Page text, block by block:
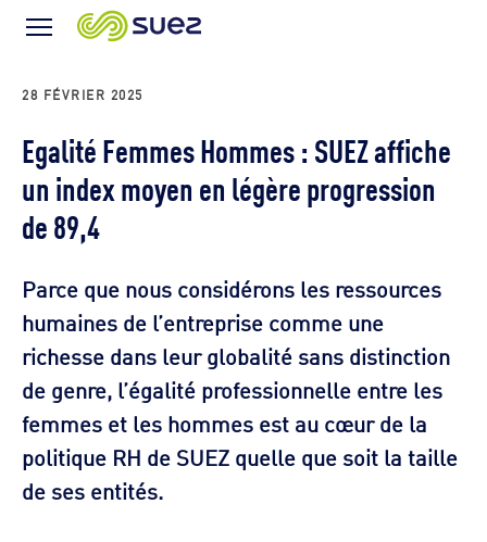
Icône
28 FÉVRIER 2025
Egalité Femmes Hommes : SUEZ affiche
un index moyen en légère progression
de 89,4
Parce que nous considérons les ressources
humaines de l’entreprise comme une
richesse dans leur globalité sans distinction
de genre, l’égalité professionnelle entre les
femmes et les hommes est au cœur de la
politique RH de SUEZ quelle que soit la taille
de ses entités.